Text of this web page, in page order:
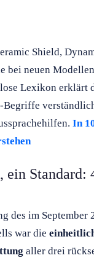
Shield,
bei neuen
Lexikon erklärt
Begriffe
In
ein Standard:
des im September
war die
aller drei